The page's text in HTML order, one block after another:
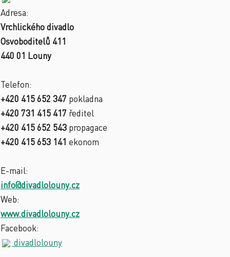
Adresa:
Vrchlického divadlo
Osvoboditelů 411
440 01 Louny
Telefon:
+420 415 652 347 pokladna
+420 731 415 417 ředitel
+420 415 652 543 propagace
+420 415 653 141 ekonom
E-mail:
info@divadlolouny.cz
Web:
www.divadlolouny.cz
Facebook:
divadlolouny